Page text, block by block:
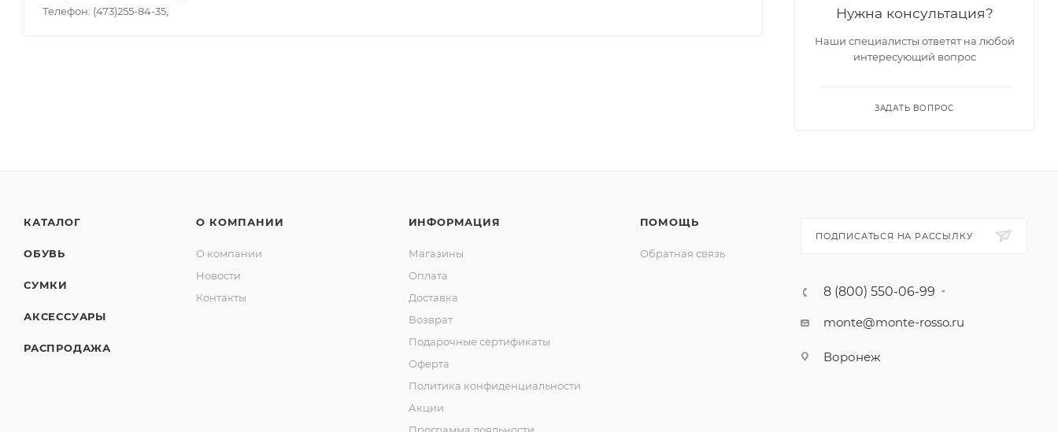
Телефон: (473)255-84-35, Нужна консультация?
Наши специалисты ответят на любой
интересующий вопрос
ЗАДАТЬ ВОПРОС
КАТАЛОГ
ОБУВЬ
СУМКИ
АКСЕССУАРЫ
РАСПРОДАЖА
О КОМПАНИИ
О компании
Новости
Контакты
ИНФОРМАЦИЯ
Магазины
Оплата
Доставка
Возврат
Подарочные сертификаты
Оферта
Политика конфиденциальности
Акции
ПОМОЩЬ
Обратная связь
ПОДПИСАТЬСЯ НА РАССЫЛКУ
8 (800) 550-06-99
monte@monte-rosso.ru
Воронеж